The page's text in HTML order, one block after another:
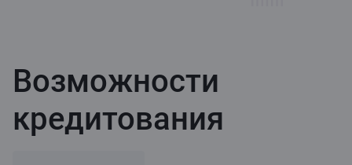
Возможности
кредитования